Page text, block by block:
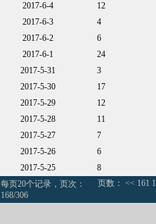
2017-6-4
12
2017-6-3
4
2017-6-2
6
2017-6-1
24
2017-5-31
3
2017-5-30
17
2017-5-29
12
2017-5-28
11
2017-5-27
7
2017-5-26
6
2017-5-25
8
每页20个记录，页次：
168/306
页数： << 161